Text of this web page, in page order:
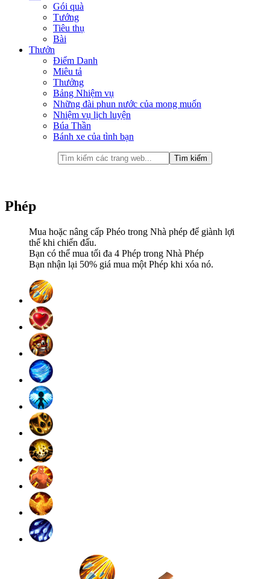
Gói quà
Tướng
Tiêu thụ
Bài
Thưởn
Điểm Danh
Miêu tả
Thưởng
Bảng Nhiệm vụ
Những đài phun nước của mong muốn
Nhiệm vụ lịch luyện
Búa Thần
Bánh xe của tình bạn
Phép
Mua hoặc nâng cấp Phéo trong Nhà phép để giành lợi
thế khi chiến đấu.
Bạn có thể mua tối đa 4 Phép trong Nhà Phép
Bạn nhận lại 50% giá mua một Phép khi xóa nó.